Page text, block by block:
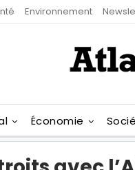
Environnement
Économie